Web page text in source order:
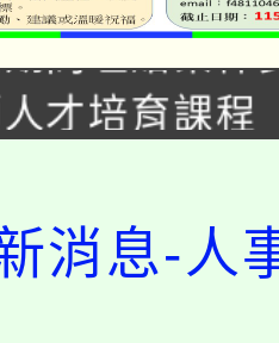
間理賠案件
審查程序及
才培育課程
師甄選結果(
融保險知識
學年度學生
消息-人